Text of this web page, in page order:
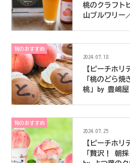
桃のクラフト
山ブルワリー
旬のおすすめ
2024.07.18
【ピーチホリ
「桃のどら焼
桃」by 豊嶋屋
旬のおすすめ
2024.07.25
【ピーチホリ
「贅沢！ 朝